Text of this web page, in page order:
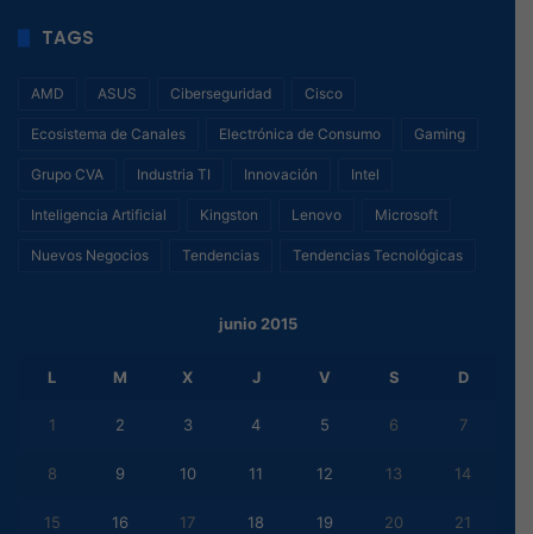
TAGS
AMD ASUS Ciberseguridad Cisco
Ecosistema de Canales Electrónica de Consumo Gaming
Grupo CVA Industria TI Innovación Intel
Inteligencia Artificial Kingston Lenovo Microsoft
Nuevos Negocios Tendencias Tendencias Tecnológicas
junio 2015
L M X J V S D
1 2 3 4 5 6 7
8 9 10 11 12 13 14
15 16 17 18 19 20 21